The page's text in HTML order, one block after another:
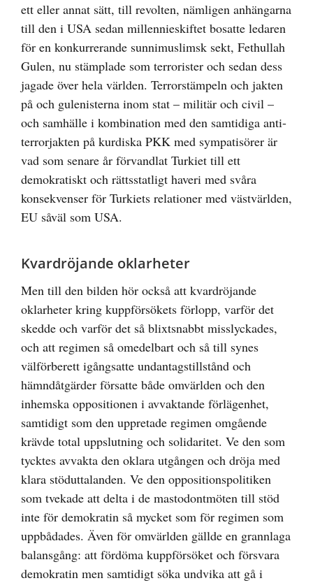
ett eller annat sätt, till revolten, nämligen anhängarna
till den i USA sedan millennieskiftet bosatte ledaren
för en konkurrerande sunnimuslimsk sekt, Fethullah
Gulen, nu stämplade som terrorister och sedan dess
jagade över hela världen. Terrorstämpeln och jakten
på och gulenisterna inom stat – militär och civil –
och samhälle i kombination med den samtidiga anti-
terrorjakten på kurdiska PKK med sympatisörer är
vad som senare år förvandlat Turkiet till ett
demokratiskt och rättsstatligt haveri med svåra
konsekvenser för Turkiets relationer med västvärlden,
EU såväl som USA.
Kvardröjande oklarheter
Men till den bilden hör också att kvardröjande
oklarheter kring kuppförsökets förlopp, varför det
skedde och varför det så blixtsnabbt misslyckades,
och att regimen så omedelbart och så till synes
välförberett igångsatte undantagstillstånd och
hämndåtgärder försatte både omvärlden och den
inhemska oppositionen i avvaktande förlägenhet,
samtidigt som den uppretade regimen omgående
krävde total uppslutning och solidaritet. Ve den som
tycktes avvakta den oklara utgången och dröja med
klara stöduttalanden. Ve den oppositionspolitiken
som tvekade att delta i de mastodontmöten till stöd
inte för demokratin så mycket som för regimen som
uppbådades. Även för omvärlden gällde en grannlaga
balansgång: att fördöma kuppförsöket och försvara
demokratin men samtidigt söka undvika att gå i